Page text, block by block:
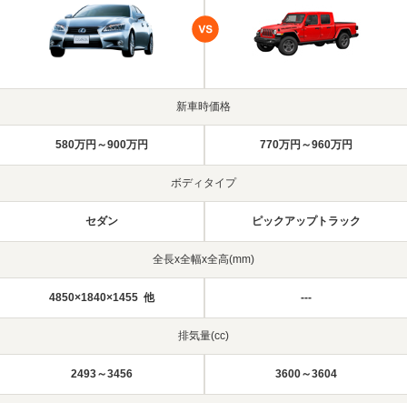
新車時価格
580万円～900万円 770万円～960万円
ボディタイプ
セダン ピックアップトラック
全長x全幅x全高(mm)
4850×1840×1455 他 ---
排気量(cc)
2493～3456 3600～3604